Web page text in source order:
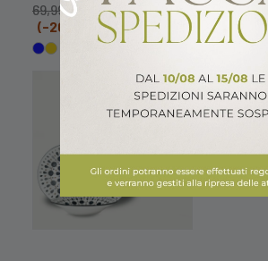
69,99€ 55,99€
(-20%)
PROMO